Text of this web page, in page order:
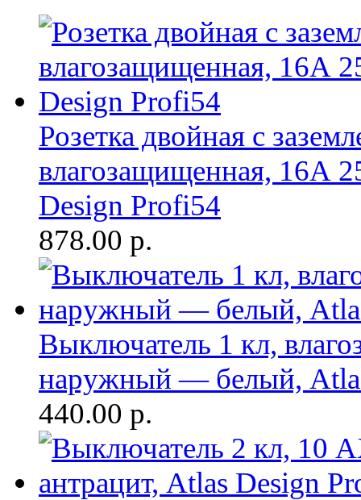
Розетка двойная с
влагозащищенная, 16А
Design Profi54
878.00 р.
Выключатель 1 кл,
наружный — белый,
440.00 р.